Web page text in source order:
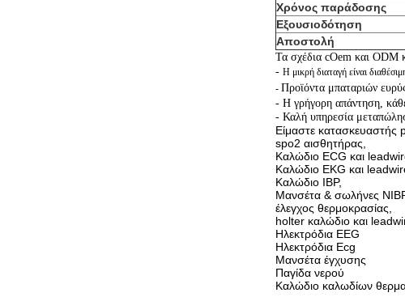
Χρόνος παράδοσης
Εξουσιοδότηση
Αποστολή
Τα σχέδια cOem και ODM
- Η μικρή διαταγή είναι
- Προϊόντα μπαταριών
- Η γρήγορη απάντηση,
- Καλή υπηρεσία
Είμαστε κατασκευαστής
spo2 αισθητήρας,
Καλώδιο ECG και
Καλώδιο EKG και
Καλώδιο IBP,
Μανσέτα & σωλήνες
έλεγχος θερμοκρασίας,
holter καλώδιο και
Ηλεκτρόδια EEG
Ηλεκτρόδια Ecg
Μανσέτα έγχυσης
Παγίδα νερού
Καλώδιο καλωδίων